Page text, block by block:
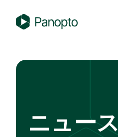
n
o
ニュース